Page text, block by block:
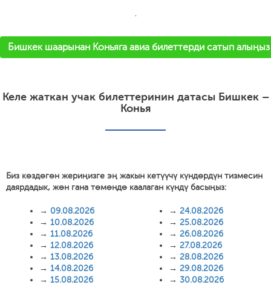
'
Бишкек шаарынан Коньяга авиа билеттерди сатып алыңыз
Келе жаткан учак билеттеринин датасы Бишкек –
Конья
Биз көздөгөн жериңизге эң жакын кетүүчү күндөрдүн тизмесин
даярдадык, жөн гана төмөндө каалаган күндү басыңыз:
→ 09.08.2026
→ 10.08.2026
→ 11.08.2026
→ 12.08.2026
→ 13.08.2026
→ 14.08.2026
→ 15.08.2026
→ 24.08.2026
→ 25.08.2026
→ 26.08.2026
→ 27.08.2026
→ 28.08.2026
→ 29.08.2026
→ 30.08.2026